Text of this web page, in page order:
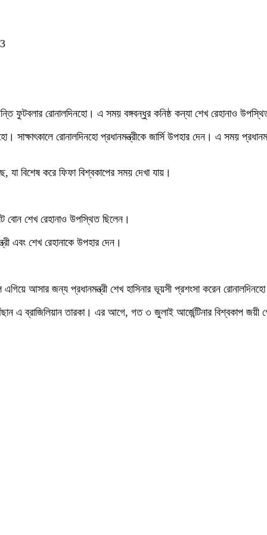
ফুটবলার রোনালদিনহো। এ সময় বঙ্গবন্ধুর কনিষ্ঠ কন্যা শেখ রেহানাও
সাক্ষাৎকালে রোনালদিনহো প্রধানমন্ত্রীকে জার্সি উপহার দেন। এ সময়
যা বিশেষ করে ফিফা বিশ্বকাপের সময় দেখা যায়।
বোন শেখ রেহানাও উপস্থিত ছিলেন।
এবং শেখ রেহানাকে উপহার দেন।
আসার জন্য প্রধানমন্ত্রী শেখ হাসিনার ভূয়সী প্রশংসা করেন
এ ব্রাজিলিয়ান তারকা। এর আগে, গত ৩ জুলাই আর্জেন্টিনার বিশ্বকাপ জয়ী